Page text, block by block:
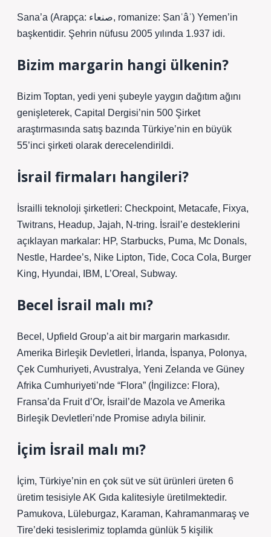
Sana’a (Arapça: صنعاء‎, romanize: Ṣanʿâʾ) Yemen’in
başkentidir. Şehrin nüfusu 2005 yılında 1.937 idi.
Bizim margarin hangi ülkenin?
Bizim Toptan, yedi yeni şubeyle yaygın dağıtım ağını
genişleterek, Capital Dergisi’nin 500 Şirket
araştırmasında satış bazında Türkiye’nin en büyük
55’inci şirketi olarak derecelendirildi.
İsrail firmaları hangileri?
İsrailli teknoloji şirketleri: Checkpoint, Metacafe, Fixya,
Twitrans, Headup, Jajah, N-tring. İsrail’e desteklerini
açıklayan markalar: HP, Starbucks, Puma, Mc Donals,
Nestle, Hardee’s, Nike Lipton, Tide, Coca Cola, Burger
King, Hyundai, IBM, L’Oreal, Subway.
Becel İsrail malı mı?
Becel, Upfield Group’a ait bir margarin markasıdır.
Amerika Birleşik Devletleri, İrlanda, İspanya, Polonya,
Çek Cumhuriyeti, Avustralya, Yeni Zelanda ve Güney
Afrika Cumhuriyeti’nde “Flora” (İngilizce: Flora),
Fransa’da Fruit d’Or, İsrail’de Mazola ve Amerika
Birleşik Devletleri’nde Promise adıyla bilinir.
İçim İsrail malı mı?
İçim, Türkiye’nin en çok süt ve süt ürünleri üreten 6
üretim tesisiyle AK Gıda kalitesiyle üretilmektedir.
Pamukova, Lüleburgaz, Karaman, Kahramanmaraş ve
Tire’deki tesislerimiz toplamda günlük 5 kişilik